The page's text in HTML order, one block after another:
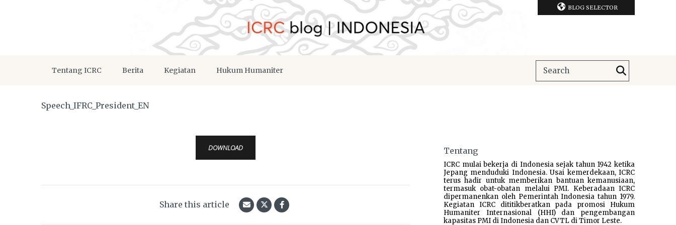
BLOG SELECTOR
Tentang ICRC Berita Kegiatan Hukum Humaniter
Speech_IFRC_President_EN
DOWNLOAD
Share this article
Tentang
ICRC mulai bekerja di Indonesia sejak tahun 1942 ketika
Jepang menduduki Indonesia. Usai kemerdekaan, ICRC
terus hadir untuk memberikan bantuan kemanusiaan,
termasuk obat-obatan melalui PMI. Keberadaan ICRC
dipermanenkan oleh Pemerintah Indonesia tahun 1979.
Kegiatan ICRC dititikberatkan pada promosi Hukum
Humaniter Internasional (HHI) dan pengembangan
kapasitas PMI di Indonesia dan CVTL di Timor Leste.